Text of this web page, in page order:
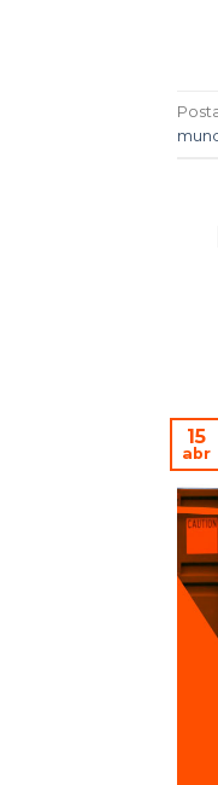
15
abr